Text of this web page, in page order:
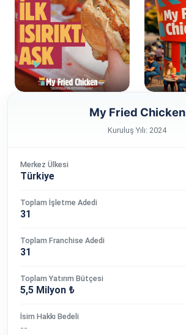
My Fried Chicken
Kuruluş Yılı: 2024
Merkez Ülkesi
Türkiye
Toplam İşletme Adedi
31
Toplam Franchise Adedi
31
Toplam Yatırım Bütçesi
5,5 Milyon ₺
İsim Hakkı Bedeli
--